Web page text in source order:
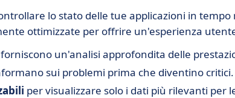
lo stato delle tue applicazioni in
ottimizzate per offrire un'esperienza
forniscono un'analisi approfondita delle
sui problemi prima che diventino critici.
per visualizzare solo i dati più rilevanti per